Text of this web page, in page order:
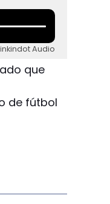
Audio
que
de fútbol